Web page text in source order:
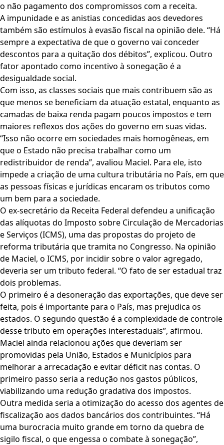
o não pagamento dos compromissos com a receita.
A impunidade e as anistias concedidas aos devedores
também são estímulos à evasão fiscal na opinião dele. “Há
sempre a expectativa de que o governo vai conceder
descontos para a quitação dos débitos”, explicou. Outro
fator apontado como incentivo à sonegação é a
desigualdade social.
Com isso, as classes sociais que mais contribuem são as
que menos se beneficiam da atuação estatal, enquanto as
camadas de baixa renda pagam poucos impostos e tem
maiores reflexos dos ações do governo em suas vidas.
“Isso não ocorre em sociedades mais homogêneas, em
que o Estado não precisa trabalhar como um
redistribuidor de renda”, avaliou Maciel. Para ele, isto
impede a criação de uma cultura tributária no País, em que
as pessoas físicas e jurídicas encaram os tributos como
um bem para a sociedade.
O ex-secretário da Receita Federal defendeu a unificação
das alíquotas do Imposto sobre Circulação de Mercadorias
e Serviços (ICMS), uma das propostas do projeto de
reforma tributária que tramita no Congresso. Na opinião
de Maciel, o ICMS, por incidir sobre o valor agregado,
deveria ser um tributo federal. “O fato de ser estadual traz
dois problemas.
O primeiro é a desoneração das exportações, que deve ser
feita, pois é importante para o País, mas prejudica os
estados. O segundo questão é a complexidade de controle
desse tributo em operações interestaduais”, afirmou.
Maciel ainda relacionou ações que deveriam ser
promovidas pela União, Estados e Municípios para
melhorar a arrecadação e evitar déficit nas contas. O
primeiro passo seria a redução nos gastos públicos,
viabilizando uma redução gradativa dos impostos.
Outra medida seria a otimização do acesso dos agentes de
fiscalização aos dados bancários dos contribuintes. “Há
uma burocracia muito grande em torno da quebra de
sigilo fiscal, o que engessa o combate à sonegação”,